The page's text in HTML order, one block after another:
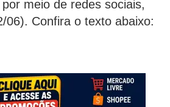
meio de redes sociais,
06). Confira o texto abaixo: